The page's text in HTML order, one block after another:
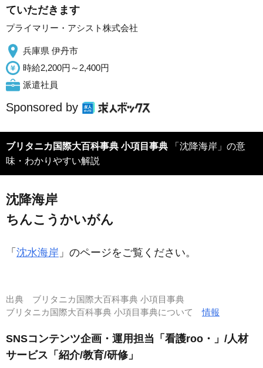
ていただきます
プライマリー・アシスト株式会社
兵庫県 伊丹市
時給2,200円～2,400円
派遣社員
Sponsored by
ブリタニカ国際大百科事典 小項目事典
味・わかりやすい解説
沈降海岸
ちんこうかいがん
「 沈水海岸 」のページをご覧ください。
出典 ブリタニカ国際大百科事典 小項目事典
ブリタニカ国際大百科事典 小項目事典について情報
SNSコンテンツ企画・運用担当「看護roo・」/人材
サービス「紹介/教育/研修」